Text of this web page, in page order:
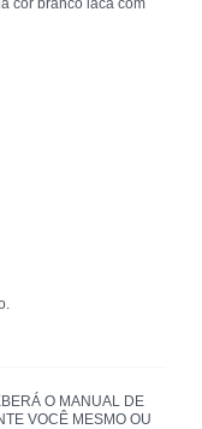
O MANUAL DE
VOCÊ MESMO OU